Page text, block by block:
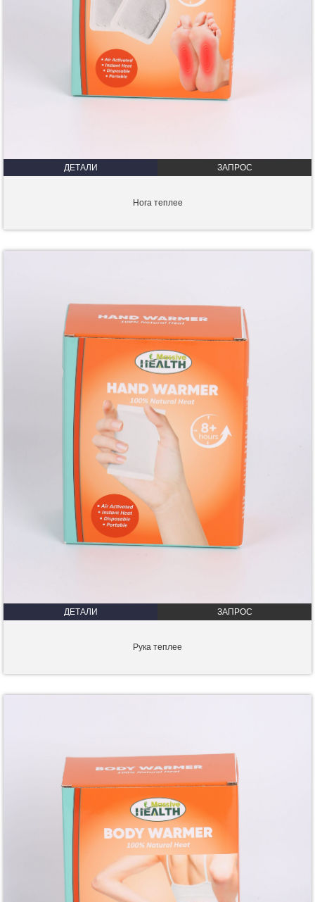
ДЕТАЛИ ЗАПРОС
Нога теплее
ДЕТАЛИ ЗАПРОС
Рука теплее